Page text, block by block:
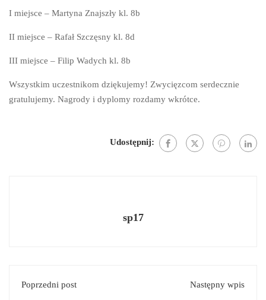
I miejsce – Martyna Znajszły kl. 8b
II miejsce – Rafał Szczęsny kl. 8d
III miejsce – Filip Wadych kl. 8b
Wszystkim uczestnikom dziękujemy! Zwycięzcom serdecznie
gratulujemy. Nagrody i dyplomy rozdamy wkrótce.
Udostępnij:
sp17
Poprzedni post Następny wpis